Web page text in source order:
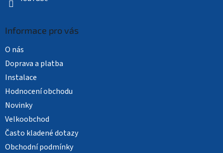
Informace pro vás
O nás
Doprava a platba
Instalace
Hodnocení obchodu
Novinky
Velkoobchod
Často kladené dotazy
Obchodní podmínky